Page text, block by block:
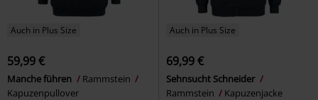
Auch in Plus Size
59,99 €
Manche führen
Rammstein
Kapuzenpullover
Auch in Plus Size
69,99 €
Sehnsucht Schneider
Rammstein
Kapuzenjacke